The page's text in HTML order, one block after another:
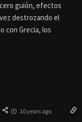
guión, efectos
destrozando el
con Grecia, los
10 years ago